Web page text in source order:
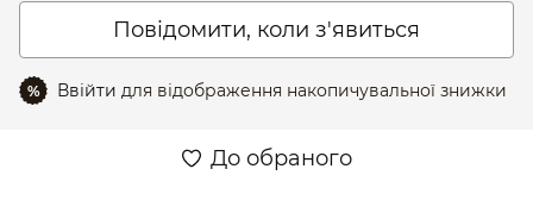
Повідомити, коли з'явиться
% Ввійти для відображення накопичувальної знижки
До обраного